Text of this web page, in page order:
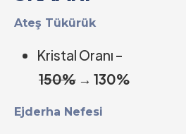
Ateş Tükürük
Kristal Oranı –
150% → 130%
Ejderha Nefesi